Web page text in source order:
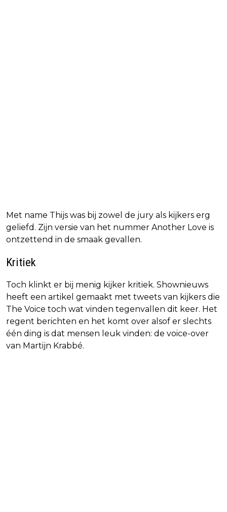
Met name Thijs was bij zowel de jury als kijkers erg
geliefd. Zijn versie van het nummer Another Love is
ontzettend in de smaak gevallen.
Kritiek
Toch klinkt er bij menig kijker kritiek. Shownieuws
heeft een artikel gemaakt met tweets van kijkers die
The Voice toch wat vinden tegenvallen dit keer. Het
regent berichten en het komt over alsof er slechts
één ding is dat mensen leuk vinden: de voice-over
van Martijn Krabbé.